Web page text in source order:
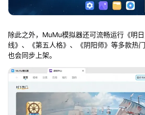
除此之外，MuMu模拟器还可流畅运行《明
线》、《第五人格》、《阴阳师》等多款热
也会同步上架。